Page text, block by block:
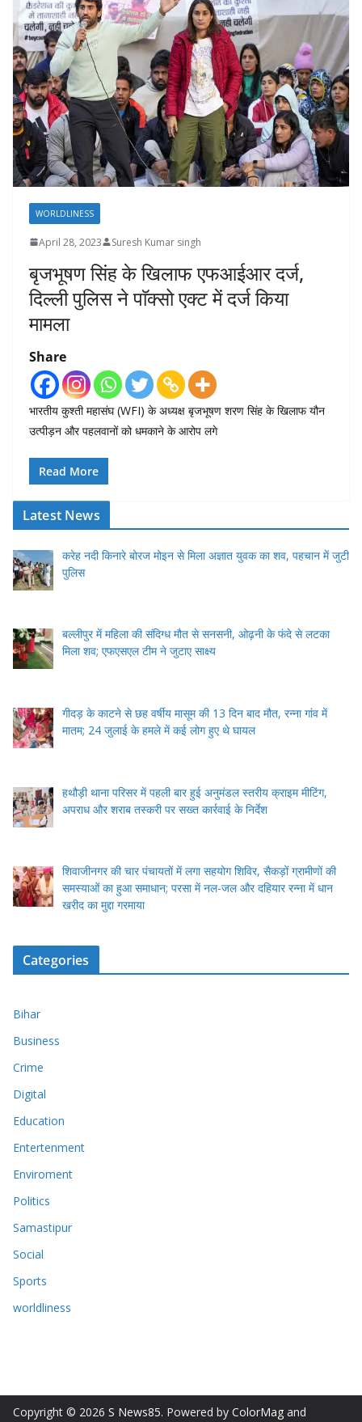
WORLDLINESS
April 28, 2023 Suresh Kumar singh
बृजभूषण सिंह के खिलाफ एफआईआर दर्ज,
दिल्ली पुलिस ने पाॅक्सो एक्ट में दर्ज किया
मामला
Share
भारतीय कुश्ती महासंघ (WFI) के अध्यक्ष बृजभूषण शरण सिंह के खिलाफ यौन
उत्पीड़न और पहलवानों को धमकाने के आरोप लगे
Read More
Latest News
करेह नदी किनारे बोरज मोइन से मिला अज्ञात युवक का शव, पहचान में जुटी
पुलिस
बल्लीपुर में महिला की संदिग्ध मौत से सनसनी, ओढ़नी के फंदे से लटका
मिला शव; एफएसएल टीम ने जुटाए साक्ष्य
गीदड़ के काटने से छह वर्षीय मासूम की 13 दिन बाद मौत, रन्ना गांव में
मातम; 24 जुलाई के हमले में कई लोग हुए थे घायल
हथौड़ी थाना परिसर में पहली बार हुई अनुमंडल स्तरीय क्राइम मीटिंग,
अपराध और शराब तस्करी पर सख्त कार्रवाई के निर्देश
शिवाजीनगर की चार पंचायतों में लगा सहयोग शिविर, सैकड़ों ग्रामीणों की
समस्याओं का हुआ समाधान; परसा में नल-जल और दहियार रन्ना में धान
खरीद का मुद्दा गरमाया
Categories
Bihar
Business
Crime
Digital
Education
Entertenment
Enviroment
Politics
Samastipur
Social
Sports
worldliness
Copyright © 2026 S News85. Powered by ColorMag and